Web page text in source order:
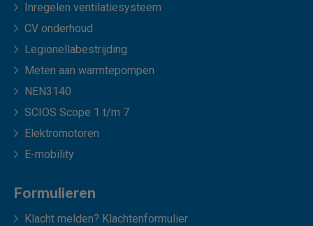
Inregelen ventilatiesysteem
CV onderhoud
Legionellabestrijding
Meten aan warmtepompen
NEN3140
SCIOS Scope 1 t/m 7
Elektromotoren
E-mobility
Formulieren
Klacht melden? Klachtenformulier